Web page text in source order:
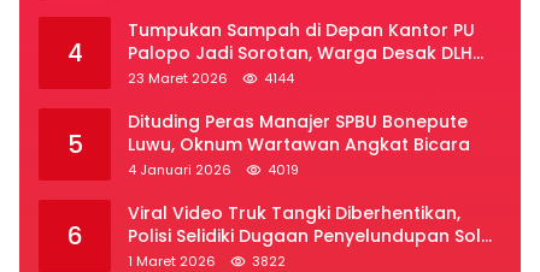
4
Tumpukan Sampah di Depan Kantor PU
Palopo Jadi Sorotan, Warga Desak DLH
Segera Bertindak
23 Maret 2026 4144
5
Dituding Peras Manajer SPBU Bonepute
Luwu, Oknum Wartawan Angkat Bicara
4 Januari 2026 4019
6
Viral Video Truk Tangki Diberhentikan,
Polisi Selidiki Dugaan Penyelundupan Solar
Subsidi di Palopo
1 Maret 2026 3822